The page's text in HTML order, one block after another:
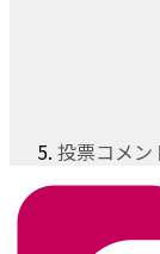
投票コメン